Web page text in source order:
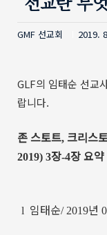
GMF 선교회 2019.
GLF의 임태순 선교
랍니다.
존스토트, 크리스
2019) 3장-4장요약
l 임태순/ 2019년